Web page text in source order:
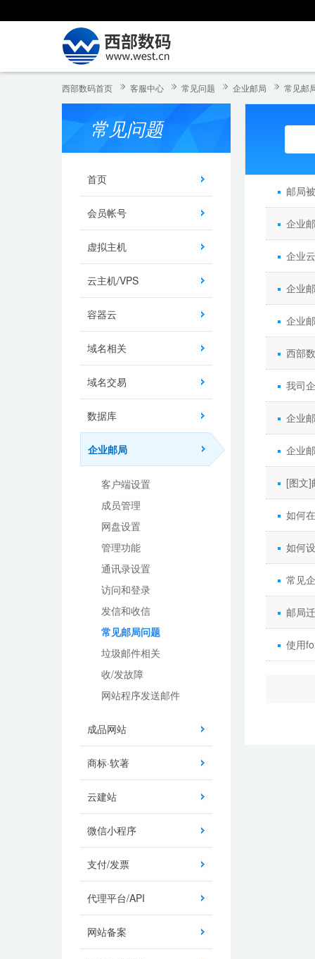
西部数码首页 客服中心 常见问题 企业邮局 常见邮
常见问题
首页
会员帐号
虚拟主机
云主机/VPS
容器云
域名相关
域名交易
数据库
企业邮局
客户端设置
成员管理
网盘设置
管理功能
通讯录设置
访问和登录
发信和收信
常见邮局问题
垃圾邮件相关
收/发故障
网站程序发送邮件
成品网站
商标·软著
云建站
微信小程序
支付/发票
代理平台/API
网站备案
邮局
企业
企业
企业
企业
西部
我司
企业
企业
[图文]
如何
如何
常见
邮局
使用